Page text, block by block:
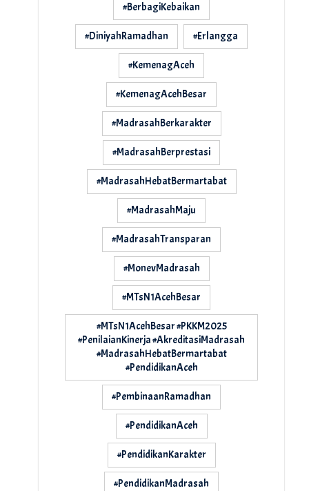
#BerbagiKebaikan
#DiniyahRamadhan #Erlangga
#KemenagAceh
#KemenagAcehBesar
#MadrasahBerkarakter
#MadrasahBerprestasi
#MadrasahHebatBermartabat
#MadrasahMaju
#MadrasahTransparan
#MonevMadrasah
#MTsN1AcehBesar
#MTsN1AcehBesar #PKKM2025
#PenilaianKinerja #AkreditasiMadrasah
#MadrasahHebatBermartabat
#PendidikanAceh
#PembinaanRamadhan
#PendidikanAceh
#PendidikanKarakter
#PendidikanMadrasah